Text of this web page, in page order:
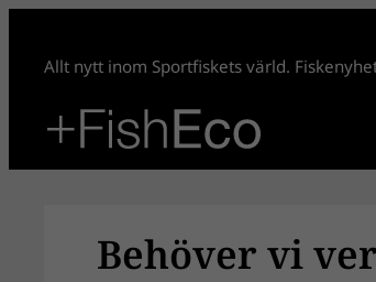
innehåll
Allt nytt inom Sportfiskets värld.
Behöver vi